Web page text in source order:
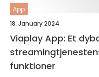
App
18. January 2024
Viaplay App: Et
funktioner